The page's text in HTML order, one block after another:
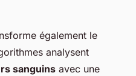
également le
analysent
sanguins avec une